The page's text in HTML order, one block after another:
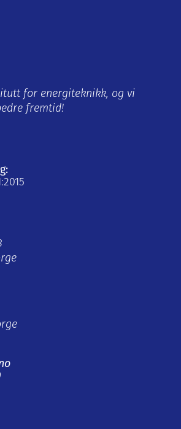
for energiteknikk, og vi
fremtid!